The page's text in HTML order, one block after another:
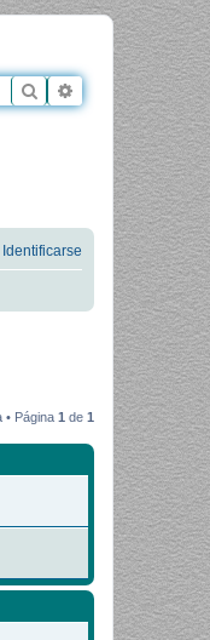
Buscar Búsqueda
Identificarse
• Página 1 de 1